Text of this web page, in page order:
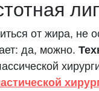
от жира, не
да, можно.